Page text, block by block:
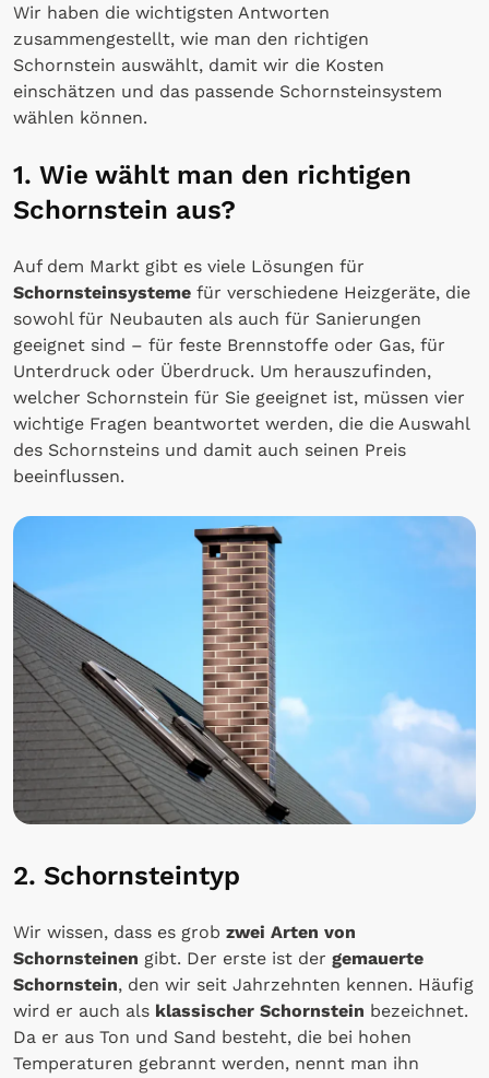
Wir haben die wichtigsten Antworten
zusammengestellt, wie man den richtigen
Schornstein auswählt, damit wir die Kosten
einschätzen und das passende Schornsteinsystem
wählen können.
1. Wie wählt man den richtigen
Schornstein aus?
Auf dem Markt gibt es viele Lösungen für
Schornsteinsysteme für verschiedene Heizgeräte, die
sowohl für Neubauten als auch für Sanierungen
geeignet sind – für feste Brennstoffe oder Gas, für
Unterdruck oder Überdruck. Um herauszufinden,
welcher Schornstein für Sie geeignet ist, müssen vier
wichtige Fragen beantwortet werden, die die Auswahl
des Schornsteins und damit auch seinen Preis
beeinflussen.
2. Schornsteintyp
Wir wissen, dass es grob zwei Arten von
Schornsteinen gibt. Der erste ist der gemauerte
Schornstein, den wir seit Jahrzehnten kennen. Häufig
wird er auch als klassischer Schornstein bezeichnet.
Da er aus Ton und Sand besteht, die bei hohen
Temperaturen gebrannt werden, nennt man ihn